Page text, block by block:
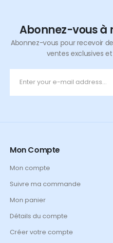
Abonnez-vous à
Abonnez-vous pour recevoir
ventes exclusives
Mon Compte
Mon compte
Suivre ma commande
Mon panier
Détails du compte
Créer votre compte